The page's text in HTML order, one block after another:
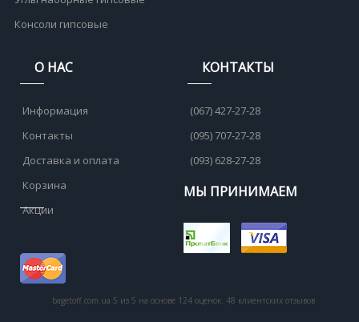
Консоли гипсовые
О НАС
Информация
Контакты
Доставка и оплата
Корзина
Акции
КОНТАКТЫ
(067) 427-27-28
(095) 707-27-28
(093) 628-27-28
МЫ ПРИНИМАЕМ
bagetoff.com.ua 5 из 5 на основе 124 оценок. 48 клиентских отзывов